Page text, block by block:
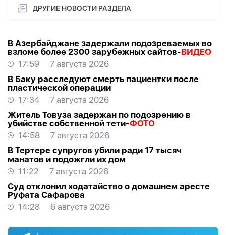
ДРУГИЕ НОВОСТИ РАЗДЕЛА
В Азербайджане задержали подозреваемых во
взломе более 2300 зарубежных сайтов-ВИДЕО
17:59
7 августа 2026
В Баку расследуют смерть пациентки после
пластической операции
17:34
7 августа 2026
Житель Товуза задержан по подозрению в
убийстве собственной тети-ФОТО
14:58
7 августа 2026
В Тертере супругов убили ради 17 тысяч
манатов и подожгли их дом
11:22
7 августа 2026
Суд отклонил ходатайство о домашнем аресте
Руфата Сафарова
14:28
6 августа 2026